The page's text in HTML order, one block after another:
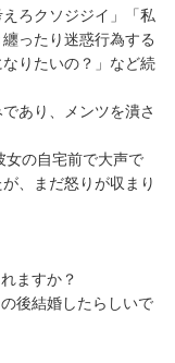
ろクソジジイ」「私
ったり迷惑行為する
りたいの？」など続
あり、メンツを潰さ
女の自宅前で大声で
、まだ怒りが収まり
ますか？
後結婚したらしいで